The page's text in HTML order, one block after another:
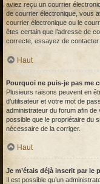
aviez reçu un courrier
de courrier électronique, vous
courrier électronique ou le
êtes certain que l’adresse de
correcte, essayez de contacter
Haut
Pourquoi ne puis-je pas me
Plusieurs raisons peuvent en
d’utilisateur et votre mot de
administrateur du forum afin
possible que le propriétaire du
nécessaire de la corriger.
Haut
Je m’étais déjà inscrit par le
Il est possible qu’un